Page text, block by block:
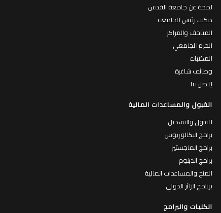
لمحة عن جامعة القدس
مكتب رئيس الجامعة
المتاحف والمراكز
الحرم الجامعي
المكتبات
وظائف شاغرة
إتـصل بنا
القبول والمساعدات المالية
القبول والتسجيل
برامج البكالوريوس
برامج الماجستير
برامج الدبلوم
المنح والمساعدات المالية
برنامج الزائر الدولي
الكليات والبرامج